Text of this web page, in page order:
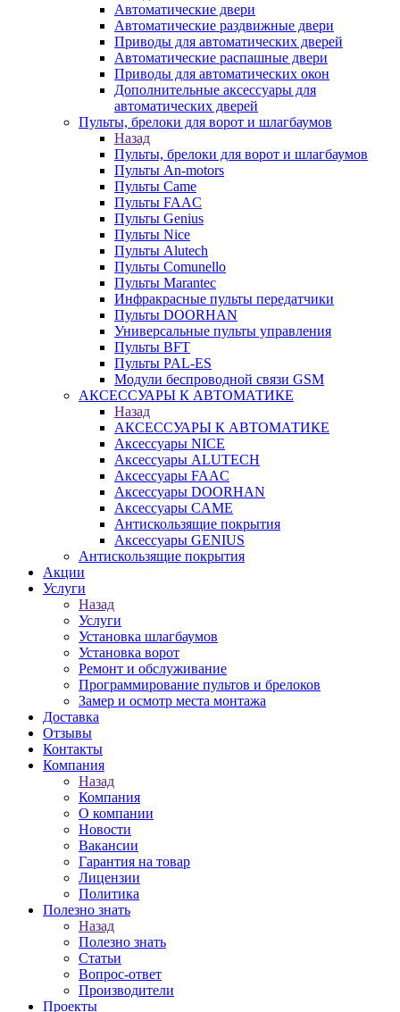
Автоматические двери
Автоматические раздвижные двери
Приводы для автоматических дверей
Автоматические распашные двери
Приводы для автоматических окон
Дополнительные аксессуары для
автоматических дверей
Пульты, брелоки для ворот и шлагбаумов
Назад
Пульты, брелоки для ворот и шлагбаумов
Пульты An-motors
Пульты Came
Пульты FAAC
Пульты Genius
Пульты Nice
Пульты Alutech
Пульты Сomunello
Пульты Marantec
Инфракрасные пульты передатчики
Пульты DOORHAN
Универсальные пульты управления
Пульты BFT
Пульты PAL-ES
Модули беспроводной связи GSM
АКСЕССУАРЫ К АВТОМАТИКЕ
Назад
АКСЕССУАРЫ К АВТОМАТИКЕ
Аксессуары NICE
Аксессуары ALUTECH
Аксессуары FAAC
Аксессуары DOORHAN
Аксессуары CAME
Антискользящие покрытия
Аксессуары GENIUS
Антискользящие покрытия
Акции
Услуги
Назад
Услуги
Установка шлагбаумов
Установка ворот
Ремонт и обслуживание
Программирование пультов и брелоков
Замер и осмотр места монтажа
Доставка
Отзывы
Контакты
Компания
Назад
Компания
О компании
Новости
Вакансии
Гарантия на товар
Лицензии
Политика
Полезно знать
Назад
Полезно знать
Статьи
Вопрос-ответ
Производители
Проекты